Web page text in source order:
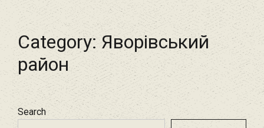
Category:Яворівський
район
Search